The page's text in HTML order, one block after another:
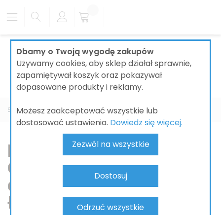
Dbamy o Twoją wygodę zakupów
Używamy cookies, aby sklep działał sprawnie,
zapamiętywał koszyk oraz pokazywał
dopasowane produkty i reklamy.
Możesz zaakceptować wszystkie lub
dostosować ustawienia. Dowiedz się więcej.
Zezwól na wszystkie
Dostosuj
Odrzuć wszystkie
Strona główna ŁAZIENKI BATERIE ŁAZIENKOWE
Baterie łazienkowe
GROHE – nowoczesna
armatura do każdej
łazienki